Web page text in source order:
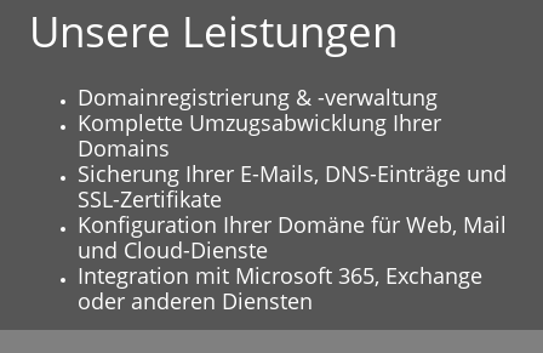
Unsere Leistungen
Domainregistrierung & -verwaltung
Komplette Umzugsabwicklung Ihrer
Domains
Sicherung Ihrer E-Mails, DNS-Einträge und
SSL-Zertifikate
Konfiguration Ihrer Domäne für Web, Mail
und Cloud-Dienste
Integration mit Microsoft 365, Exchange
oder anderen Diensten